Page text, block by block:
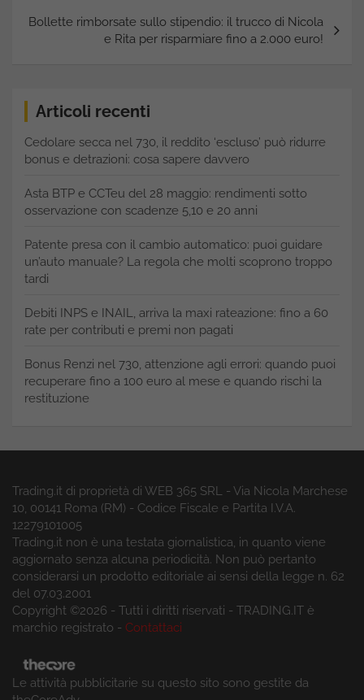
Bollette rimborsate sullo stipendio: il trucco di Nicola
e Rita per risparmiare fino a 2.000 euro!
Articoli recenti
Cedolare secca nel 730, il reddito ‘escluso’ può ridurre
bonus e detrazioni: cosa sapere davvero
Asta BTP e CCTeu del 28 maggio: rendimenti sotto
osservazione con scadenze 5,10 e 20 anni
Patente presa con il cambio automatico: puoi guidare
un’auto manuale? La regola che molti scoprono troppo
tardi
Debiti INPS e INAIL, arriva la maxi rateazione: fino a 60
rate per contributi e premi non pagati
Bonus Renzi nel 730, attenzione agli errori: quando puoi
recuperare fino a 100 euro al mese e quando rischi la
restituzione
Trading.it di proprietà di WEB 365 SRL - Via Nicola Marchese
10, 00141 Roma (RM) - Codice Fiscale e Partita I.V.A.
12279101005
Trading.it non è una testata giornalistica, in quanto viene
aggiornato senza alcuna periodicità. Non può pertanto
considerarsi un prodotto editoriale ai sensi della legge n. 62
del 07.03.2001
Copyright ©2026 - Tutti i diritti riservati - TRADING.IT è
marchio registrato - Contattaci
Le attività pubblicitarie su questo sito sono gestite da